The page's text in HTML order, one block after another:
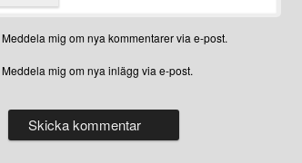
Meddela mig om nya kommentarer via e-post.
Meddela mig om nya inlägg via e-post.